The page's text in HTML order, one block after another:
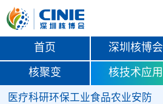
首页 深圳核博会
核聚变 核技术应用
医疗科研环保工业食品农业安防